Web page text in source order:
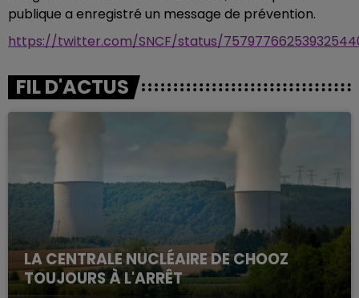
publique a enregistré un message de prévention.
https://twitter.com/SNCF/status/
FIL D'ACTUS
LA CENTRALE NUCLÉAIRE DE CHOOZ
TOUJOURS À L'ARRÊT